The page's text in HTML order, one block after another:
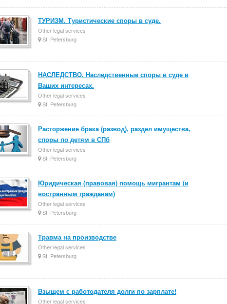
ТУРИЗМ. Туристические споры в суде.
Other legal services
St. Petersburg
НАСЛЕДСТВО. Наследственные споры в суде в
Ваших интересах.
Other legal services
St. Petersburg
Расторжение брака (развод), раздел имущества,
споры по детям в СПб
Other legal services
St. Petersburg
Юридическая (правовая) помощь мигрантам (и
ностранным гражданам)
Other legal services
St. Petersburg
Травма на производстве
Other legal services
St. Petersburg
Взыщем с работодателя долги по зарплате!
Other legal services